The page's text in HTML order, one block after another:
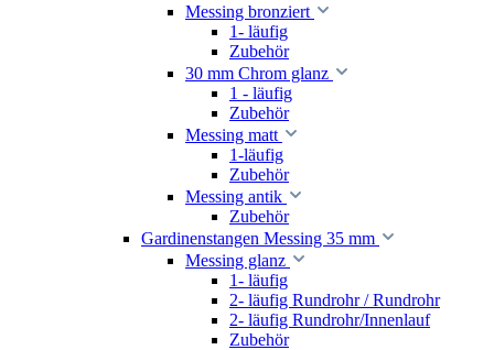
Messing bronziert
1- läufig
Zubehör
30 mm Chrom glanz
1 - läufig
Zubehör
Messing matt
1-läufig
Zubehör
Messing antik
Zubehör
Gardinenstangen Messing 35 mm
Messing glanz
1- läufig
2- läufig Rundrohr / Rundrohr
2- läufig Rundrohr/Innenlauf
Zubehör